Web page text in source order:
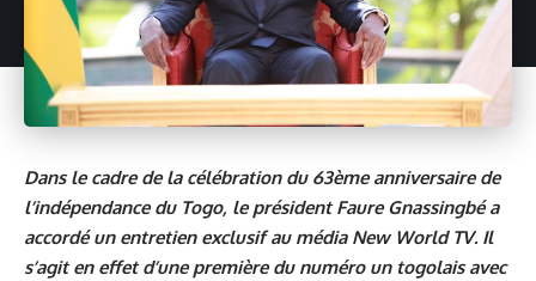
Dans le cadre de la célébration du 63ème anniversaire de
l’indépendance du Togo, le président Faure Gnassingbé a
accordé un entretien exclusif au média New World TV. Il
s’agit en effet d’une première du numéro un togolais avec